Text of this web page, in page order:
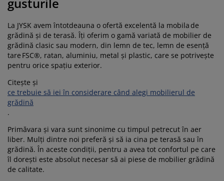
La JYSK avem întotdeauna o ofertă excelentă la mobila de
grădină și de terasă. Îți oferim o gamă variată de mobilier de
grădină clasic sau modern, din lemn de tec, lemn de esență
tare FSC®, ratan, aluminiu, metal și plastic, care se potrivește
pentru orice spațiu exterior.
Citește și
ce trebuie să iei în considerare când alegi mobilierul de
grădină
.
Primăvara și vara sunt sinonime cu timpul petrecut în aer
liber. Mulți dintre noi preferă și să ia cina pe terasă sau în
grădină. În aceste condiții, pentru a avea tot confortul pe care
îl dorești este absolut necesar să ai piese de mobilier grădină
de calitate.